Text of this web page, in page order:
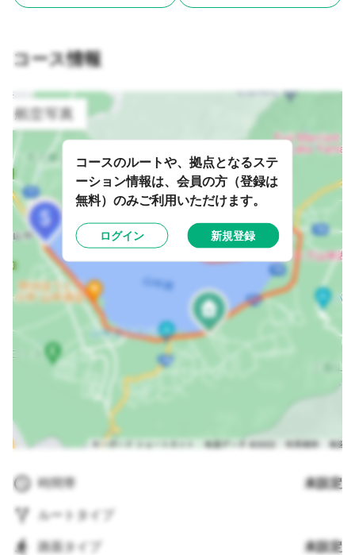
コース情報
時間帯 未設定
ルートタイプ
路面タイプ 未設定
コースのルートや、拠点となるステ
ーション情報は、会員の方（登録は
無料）のみご利用いただけます。
ログイン 新規登録